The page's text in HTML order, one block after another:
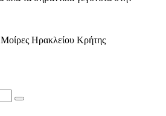
Ηρακλείου Κρήτης